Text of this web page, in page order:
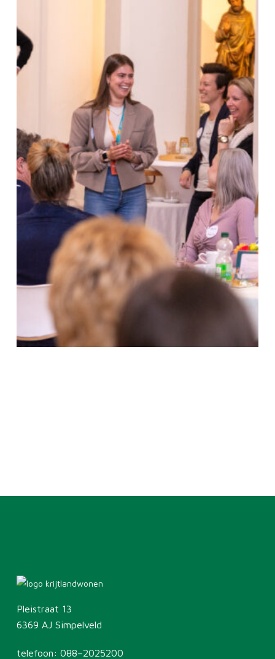
Pleistraat 13
6369 AJ Simpelveld
telefoon: 088–2025200